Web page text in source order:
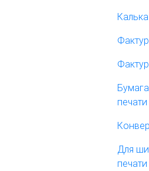
Калька
печати
Для
печати